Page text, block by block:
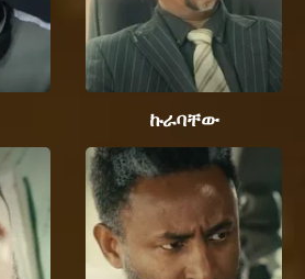
ኩራባቸው